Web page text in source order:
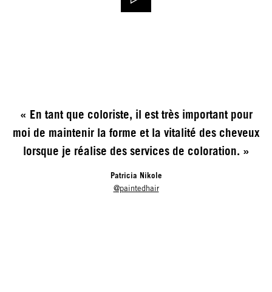
« En tant que coloriste, il est très important pour
moi de maintenir la forme et la vitalité des cheveux
lorsque je réalise des services de coloration. »
Patricia Nikole
@paintedhair